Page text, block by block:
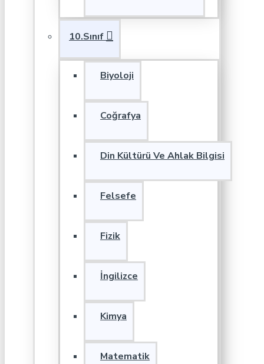
10.Sınıf
Biyoloji
Coğrafya
Din Kültürü Ve Ahlak Bilgisi
Felsefe
Fizik
İngilizce
Kimya
Matematik